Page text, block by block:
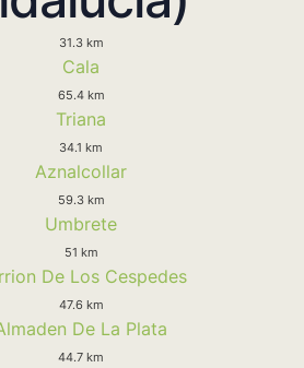
31.3 km
Cala
65.4 km
Triana
34.1 km
Aznalcollar
59.3 km
Umbrete
51 km
De Los Cespedes
47.6 km
De La Plata
44.7 km